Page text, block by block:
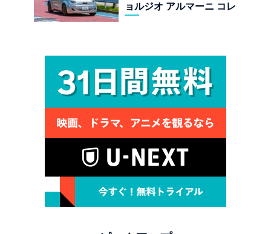
ョルジオ アルマーニ コレ